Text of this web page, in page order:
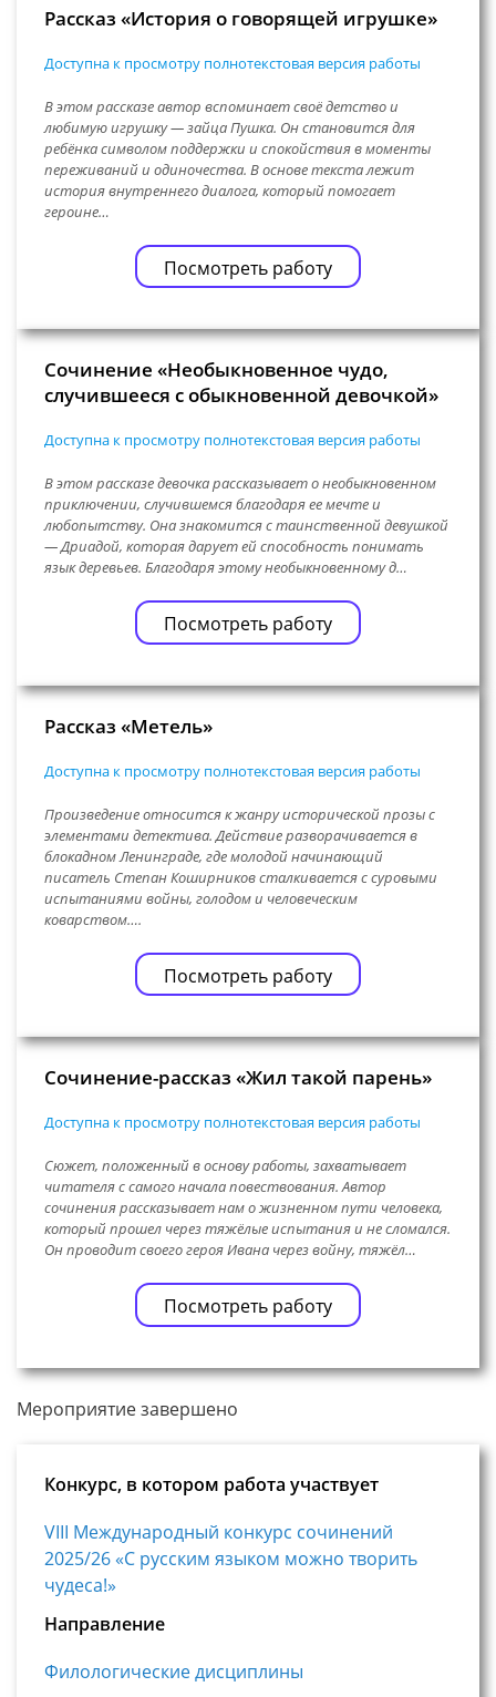
Рассказ «История о говорящей игрушке»
Доступна к просмотру полнотекстовая версия работы
В этом рассказе автор вспоминает своё детство и
любимую игрушку — зайца Пушка. Он становится для
ребёнка символом поддержки и спокойствия в моменты
переживаний и одиночества. В основе текста лежит
история внутреннего диалога, который помогает
героине…
Посмотреть работу
Сочинение «Необыкновенное чудо,
случившееся с обыкновенной девочкой»
Доступна к просмотру полнотекстовая версия работы
В этом рассказе девочка рассказывает о необыкновенном
приключении, случившемся благодаря ее мечте и
любопытству. Она знакомится с таинственной девушкой
— Дриадой, которая дарует ей способность понимать
язык деревьев. Благодаря этому необыкновенному д…
Посмотреть работу
Рассказ «Метель»
Доступна к просмотру полнотекстовая версия работы
Произведение относится к жанру исторической прозы с
элементами детектива. Действие разворачивается в
блокадном Ленинграде, где молодой начинающий
писатель Степан Коширников сталкивается с суровыми
испытаниями войны, голодом и человеческим
коварством….
Посмотреть работу
Сочинение-рассказ «Жил такой парень»
Доступна к просмотру полнотекстовая версия работы
Сюжет, положенный в основу работы, захватывает
читателя с самого начала повествования. Автор
сочинения рассказывает нам о жизненном пути человека,
который прошел через тяжёлые испытания и не сломался.
Он проводит своего героя Ивана через войну, тяжёл…
Посмотреть работу
Мероприятие завершено
Конкурс, в котором работа участвует
VIII Международный конкурс сочинений
2025/26 «С русским языком можно творить
чудеса!»
Направление
Филологические дисциплины